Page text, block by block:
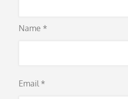
Name *
Email *